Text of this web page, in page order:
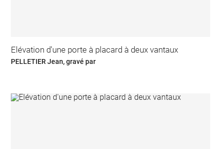
Elévation d'une porte à placard à deux vantaux
PELLETIER Jean, gravé par